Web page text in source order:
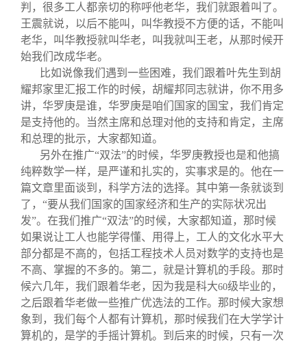
判，很多工人都亲切的称呼他老华，我们就跟着叫了。
王震就说，以后不能叫，叫华教授不方便的话，不能叫
老华，叫华教授就叫华老，叫我就叫王老，从那时候开
始我们改成华老。
比如说像我们遇到一些困难，我们跟着叶先生到胡
耀邦家里汇报工作的时候，胡耀邦同志就讲，你不用多
讲，华罗庚是谁，华罗庚是咱们国家的国宝，我们肯定
是支持他的。当然主席和总理对他的支持和肯定，主席
和总理的批示，大家都知道。
另外在推广“双法”的时候，华罗庚教授也是和他搞
纯粹数学一样，是严谨和扎实的，实事求是的。他在一
篇文章里面谈到，科学方法的选择。其中第一条就谈到
了，“要从我们国家的国家经济和生产的实际状况出
发”。在我们推广“双法”的时候，大家都知道，那时候
如果说让工人也能学得懂、用得上，工人的文化水平大
部分都是不高的，包括工程技术人员对数学的支持也是
不高、掌握的不多的。第二，就是计算机的手段。那时
候六几年，我们跟着华老，因为我是科大60级毕业的，
之后跟着华老做一些推广优选法的工作。那时候大家想
象到，我们每个人都有计算机，那时候我们在大学学计
算机的，是学的手摇计算机。到后来的时候，只有一次